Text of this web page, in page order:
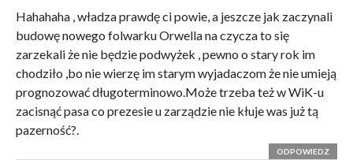
Hahahaha , władza prawdę ci powie, a jeszcze jak zaczynali
budowę nowego folwarku Orwella na czycza to się
zarzekali że nie będzie podwyżek , pewno o stary rok im
chodziło ,bo nie wierzę im starym wyjadaczom że nie umieją
prognozować długoterminowo.Może trzeba też w WiK-u
zacisnąć pasa co prezesie u zarządzie nie kłuje was już tą
pazerność?.
ODPOWIEDZ